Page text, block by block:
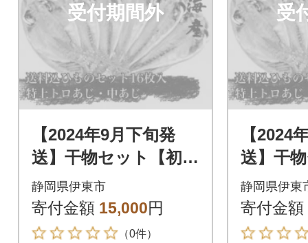
受付期間外
【2024年9月下旬発
送】干物セット【初島
C】特トロあじ・中あ
じ各8枚 伊豆・伊東
の干物詰め合わせ
静岡県伊東市
寄付金額 15,000円
（0件）
受
【2024
送】干
C】特ト
じ各8
の干物
静岡県伊東
寄付金額